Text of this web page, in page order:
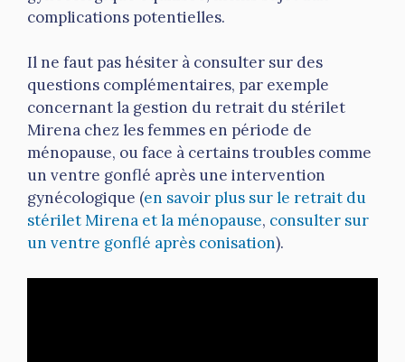
complications potentielles.
Il ne faut pas hésiter à consulter sur des
questions complémentaires, par exemple
concernant la gestion du retrait du stérilet
Mirena chez les femmes en période de
ménopause, ou face à certains troubles comme
un ventre gonflé après une intervention
gynécologique (en savoir plus sur le retrait du
stérilet Mirena et la ménopause, consulter sur
un ventre gonflé après conisation).